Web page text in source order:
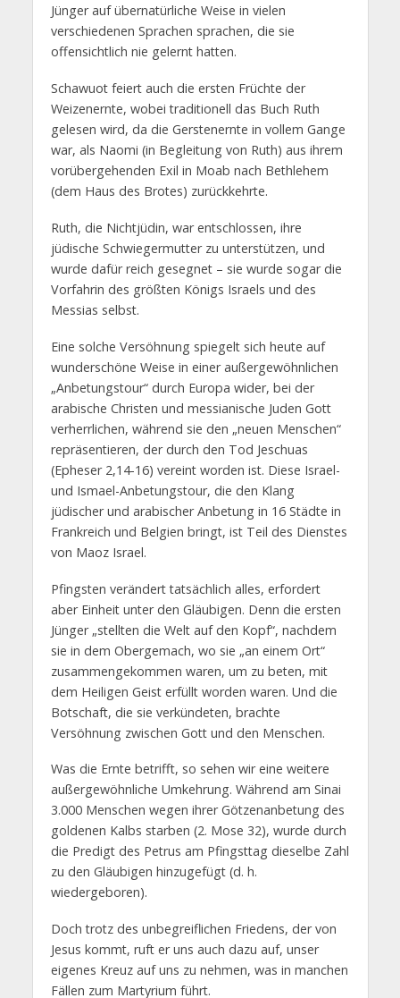
Jünger auf übernatürliche Weise in vielen
verschiedenen Sprachen sprachen, die sie
offensichtlich nie gelernt hatten.
Schawuot feiert auch die ersten Früchte der
Weizenernte, wobei traditionell das Buch Ruth
gelesen wird, da die Gerstenernte in vollem Gange
war, als Naomi (in Begleitung von Ruth) aus ihrem
vorübergehenden Exil in Moab nach Bethlehem
(dem Haus des Brotes) zurückkehrte.
Ruth, die Nichtjüdin, war entschlossen, ihre
jüdische Schwiegermutter zu unterstützen, und
wurde dafür reich gesegnet – sie wurde sogar die
Vorfahrin des größten Königs Israels und des
Messias selbst.
Eine solche Versöhnung spiegelt sich heute auf
wunderschöne Weise in einer außergewöhnlichen
„Anbetungstour“ durch Europa wider, bei der
arabische Christen und messianische Juden Gott
verherrlichen, während sie den „neuen Menschen“
repräsentieren, der durch den Tod Jeschuas
(Epheser 2,14-16) vereint worden ist. Diese Israel-
und Ismael-Anbetungstour, die den Klang
jüdischer und arabischer Anbetung in 16 Städte in
Frankreich und Belgien bringt, ist Teil des Dienstes
von Maoz Israel.
Pfingsten verändert tatsächlich alles, erfordert
aber Einheit unter den Gläubigen. Denn die ersten
Jünger „stellten die Welt auf den Kopf“, nachdem
sie in dem Obergemach, wo sie „an einem Ort“
zusammengekommen waren, um zu beten, mit
dem Heiligen Geist erfüllt worden waren. Und die
Botschaft, die sie verkündeten, brachte
Versöhnung zwischen Gott und den Menschen.
Was die Ernte betrifft, so sehen wir eine weitere
außergewöhnliche Umkehrung. Während am Sinai
3.000 Menschen wegen ihrer Götzenanbetung des
goldenen Kalbs starben (2. Mose 32), wurde durch
die Predigt des Petrus am Pfingsttag dieselbe Zahl
zu den Gläubigen hinzugefügt (d. h.
wiedergeboren).
Doch trotz des unbegreiflichen Friedens, der von
Jesus kommt, ruft er uns auch dazu auf, unser
eigenes Kreuz auf uns zu nehmen, was in manchen
Fällen zum Martyrium führt.